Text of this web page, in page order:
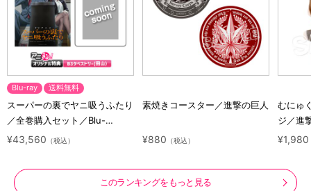
Blu-ray 送料無料
スーパーの裏でヤニ吸うふたり
／全巻購入セット／Blu-
ray（アニまるっ！オリジナル
¥43,560 （税込）
素焼きコースター／進撃の巨人
¥880 （税込）
むにゅ
ジ／進
ラクタ
¥1,980
このランキングをもっと見る